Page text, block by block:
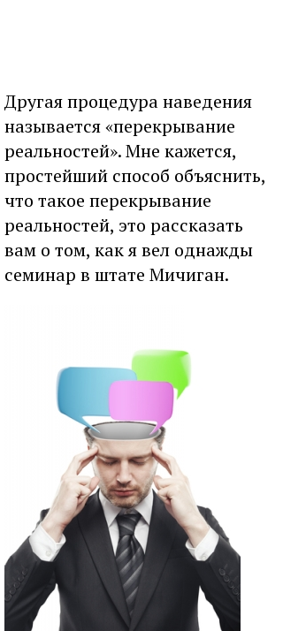
Другая процедура наведения
называется «перекрывание
реальностей». Мне кажется,
простейший способ объяснить,
что такое перекрывание
реальностей, это рассказать
вам о том, как я вел однажды
семинар в штате Мичиган.